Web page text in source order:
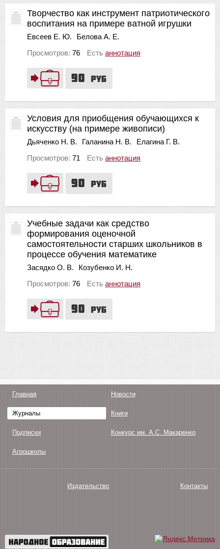
90 руб
Творчество как инструмент патриотического
воспитания на примере ватной игрушки
Евсеев Е. Ю.
Белова А. Е.
Просмотров: 76 Есть аннотация
90 руб
Условия для приобщения обучающихся к
искусству (на примере живописи)
Дьяченко Н. В. Галанина Н. В.
Елагина Г. В.
Просмотров: 71 Есть аннотация
90 руб
Учебные задачи как средство
формирования оценочной
самостоятельности старших школьников в
процессе обучения математике
Засядко О. В.
Козубенко И. Н.
Просмотров: 76 Есть аннотация
Главная Новости
Журналы Книги
Подписки Конкурс им. А.С. Макаренко
Агрошколы
Издательство Контакты